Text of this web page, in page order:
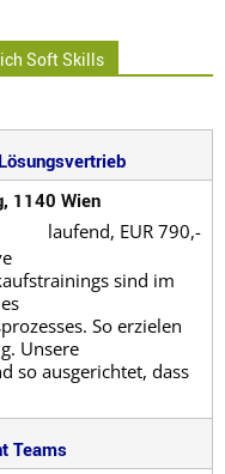
Soft Skills
1140 Wien
laufend, EUR 790,-
sind im
So erzielen
Unsere
so ausgerichtet, dass
Teams